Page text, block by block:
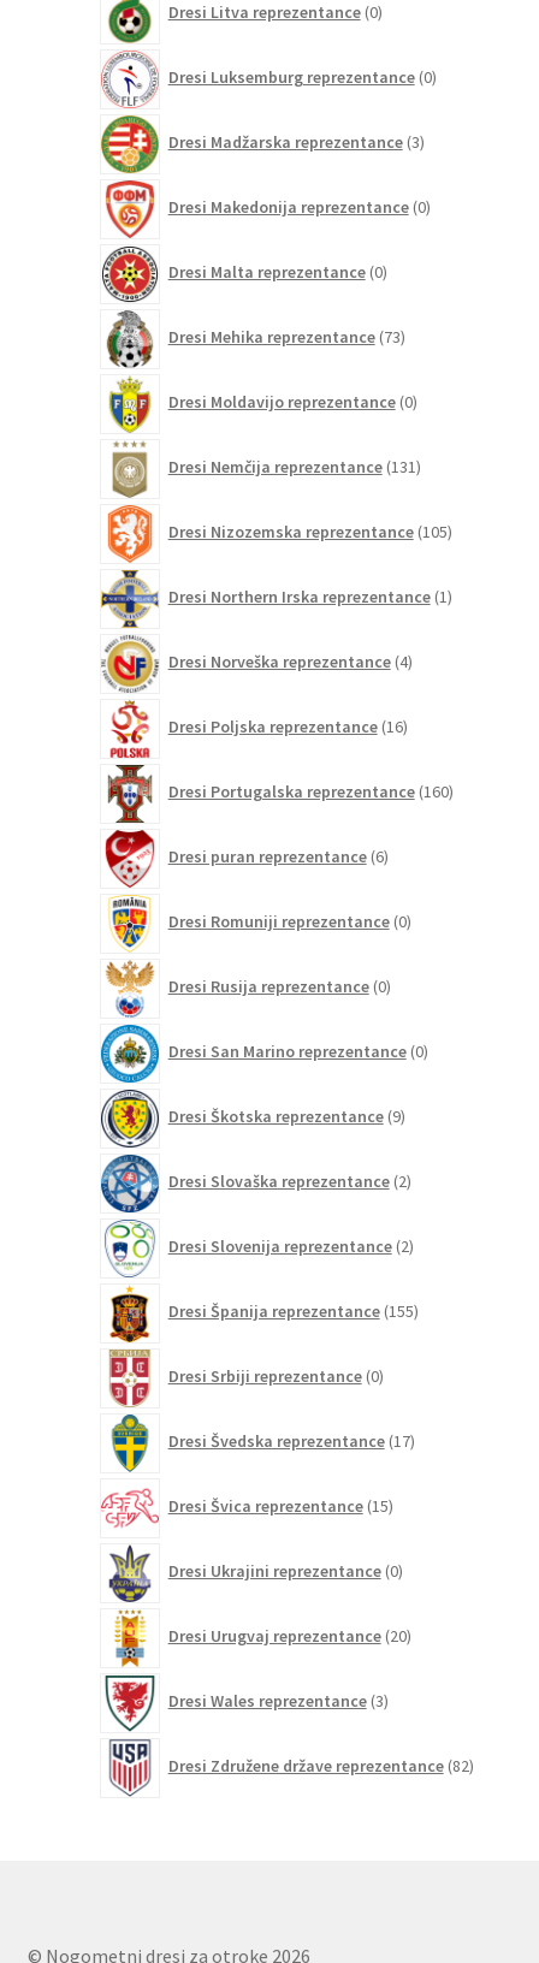
Dresi Litva reprezentance 0izdelkov
Dresi Luksemburg reprezentance 0izdelkov
Dresi Madžarska reprezentance 3izdelki
Dresi Makedonija reprezentance 0izdelkov
Dresi Malta reprezentance 0izdelkov
Dresi Mehika reprezentance 73izdelkov
Dresi Moldavijo reprezentance 0izdelkov
Dresi Nemčija reprezentance 131izdelkov
Dresi Nizozemska reprezentance 105izdelkov
Dresi Northern Irska reprezentance 1izdelek
Dresi Norveška reprezentance 4izdelki
Dresi Poljska reprezentance 16izdelkov
Dresi Portugalska reprezentance 160izdelkov
Dresi puran reprezentance 6izdelkov
Dresi Romuniji reprezentance 0izdelkov
Dresi Rusija reprezentance 0izdelkov
Dresi San Marino reprezentance 0izdelkov
Dresi Škotska reprezentance 9izdelkov
Dresi Slovaška reprezentance 2izdelka
Dresi Slovenija reprezentance 2izdelka
Dresi Španija reprezentance 155izdelkov
Dresi Srbiji reprezentance 0izdelkov
Dresi Švedska reprezentance 17izdelkov
Dresi Švica reprezentance 15izdelkov
Dresi Ukrajini reprezentance 0izdelkov
Dresi Urugvaj reprezentance 20izdelkov
Dresi Wales reprezentance 3izdelki
Dresi Združene države reprezentance 82izdelkov
© Nogometni dresi za otroke 2026